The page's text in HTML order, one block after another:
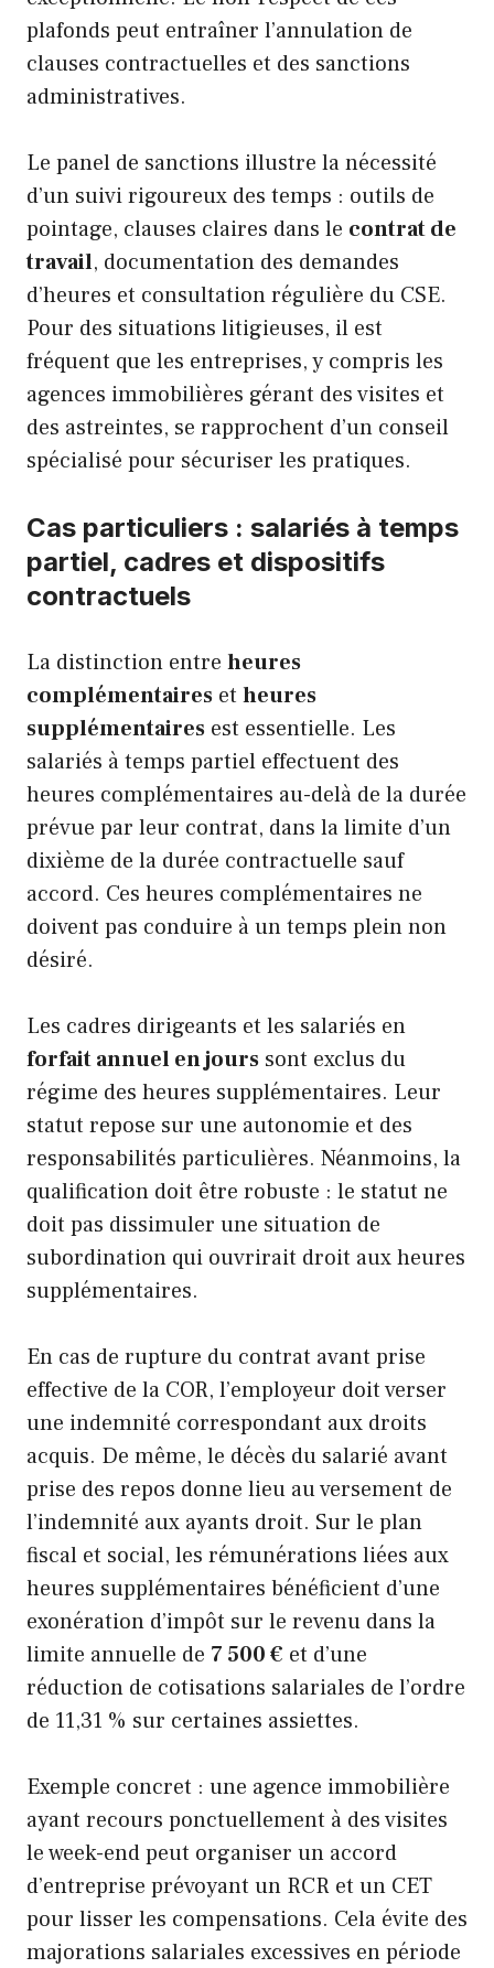
plafonds peut entraîner l’annulation de
clauses contractuelles et des sanctions
administratives.
Le panel de sanctions illustre la nécessité
d’un suivi rigoureux des temps : outils de
pointage, clauses claires dans le contrat de
travail, documentation des demandes
d’heures et consultation régulière du CSE.
Pour des situations litigieuses, il est
fréquent que les entreprises, y compris les
agences immobilières gérant des visites et
des astreintes, se rapprochent d’un conseil
spécialisé pour sécuriser les pratiques.
Cas particuliers : salariés à temps
partiel, cadres et dispositifs
contractuels
La distinction entre heures
complémentaires et heures
supplémentaires est essentielle. Les
salariés à temps partiel effectuent des
heures complémentaires au-delà de la durée
prévue par leur contrat, dans la limite d’un
dixième de la durée contractuelle sauf
accord. Ces heures complémentaires ne
doivent pas conduire à un temps plein non
désiré.
Les cadres dirigeants et les salariés en
forfait annuel en jours sont exclus du
régime des heures supplémentaires. Leur
statut repose sur une autonomie et des
responsabilités particulières. Néanmoins, la
qualification doit être robuste : le statut ne
doit pas dissimuler une situation de
subordination qui ouvrirait droit aux heures
supplémentaires.
En cas de rupture du contrat avant prise
effective de la COR, l’employeur doit verser
une indemnité correspondant aux droits
acquis. De même, le décès du salarié avant
prise des repos donne lieu au versement de
l’indemnité aux ayants droit. Sur le plan
fiscal et social, les rémunérations liées aux
heures supplémentaires bénéficient d’une
exonération d’impôt sur le revenu dans la
limite annuelle de 7 500 € et d’une
réduction de cotisations salariales de l’ordre
de 11,31 % sur certaines assiettes.
Exemple concret : une agence immobilière
ayant recours ponctuellement à des visites
le week-end peut organiser un accord
d’entreprise prévoyant un RCR et un CET
pour lisser les compensations. Cela évite des
majorations salariales excessives en période